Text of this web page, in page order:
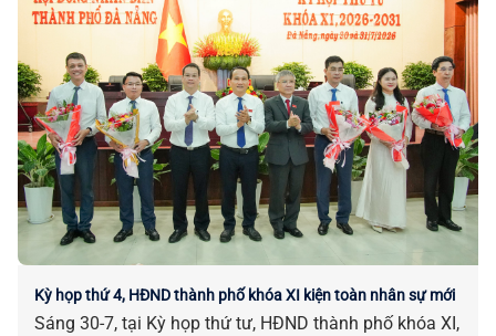
Kỳ họp thứ 4, HĐND thành phố khóa XI kiện toàn nhân sự mới
Sáng 30-7, tại Kỳ họp thứ tư, HĐND thành phố khóa XI,